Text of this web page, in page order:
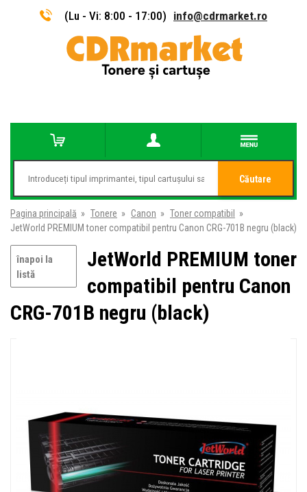
(Lu - Vi: 8:00 - 17:00) info@cdrmarket.ro
Căutare
Pagina principală » Tonere » Canon » Toner compatibil
»
JetWorld PREMIUM toner compatibil pentru Canon CRG-701B negru (black)
înapoi la
listă
JetWorld PREMIUM toner
compatibil pentru Canon
CRG-701B negru (black)